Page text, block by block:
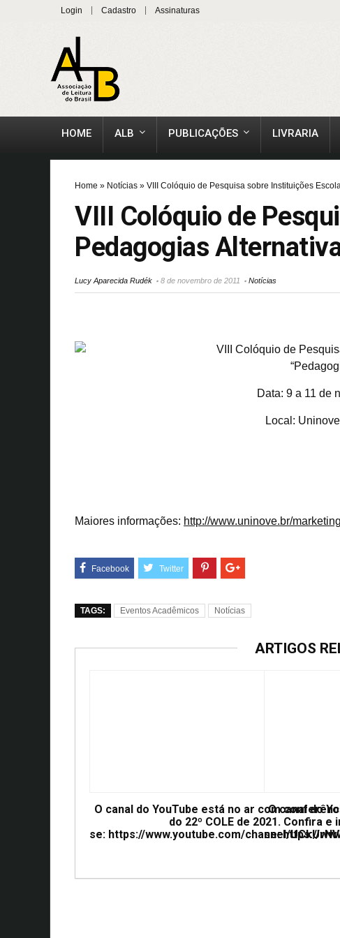
Login Cadastro Assinaturas
HOME ALB PUBLICAÇÕES LIVRARIA
Home » Notícias » VIII Colóquio de Pesquisa sobre Instituições
VIII Colóquio de
Pedagogias
Lucy Aparecida Rudék 8 de novembro de 2011 Notícias
VIII Colóquio de
Data: 9 a 11 de
Local:
Maiores informações: http://www.uninove.br/
TAGS: Eventos Acadêmicos Notícias
ARTIGOS
O canal do YouTube está no ar com
do 22º COLE de 2021. Confira e
se: https://www.youtube.com/channel/
O canal do
se: https://